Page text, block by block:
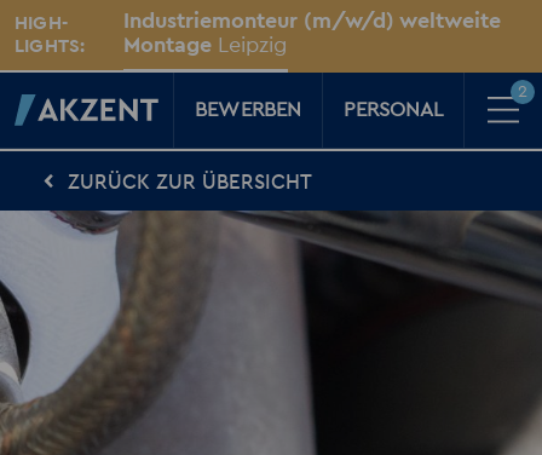
HIGH-
LIGHTS:
Industriemonteur (m/w/d) weltweite
Montage
Leipzig
Für Kandidaten
Karriere-Kompass
News, Tipps & Tricks rund um deinen Traumjob
Für Unternehmen
Kompass für Personaler
Über AKZENT
Für Sie vor Ort
AKZENT-Shop
Für unsere größten Fans
Merkzettel
BEWERBEN PERSONAL
2
ZURÜCK ZUR ÜBERSICHT